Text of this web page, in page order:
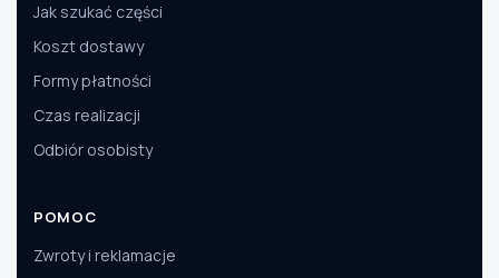
Jak szukać części
Koszt dostawy
Formy płatności
Czas realizacji
Odbiór osobisty
POMOC
Zwroty i reklamacje